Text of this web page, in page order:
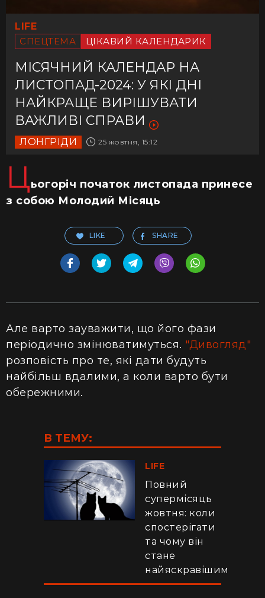
LIFE
СПЕЦТЕМА
ЦІКАВИЙ КАЛЕНДАРИК
МІСЯЧНИЙ КАЛЕНДАР НА
ЛИСТОПАД-2024: У ЯКІ ДНІ
НАЙКРАЩЕ ВИРІШУВАТИ
ВАЖЛИВІ СПРАВИ
ЛОНГРІДИ 25 жовтня, 15:12
Цьогоріч початок листопада принесе
з собою Молодий Місяць
LIKE SHARE
Але варто зауважити, що його фази
періодично змінюватимуться. "Дивогляд"
розповість про те, які дати будуть
найбільш вдалими, а коли варто бути
обережними.
В ТЕМУ:
LIFE
Повний
супермісяць
жовтня: коли
спостерігати
та чому він
стане
найяскравішим